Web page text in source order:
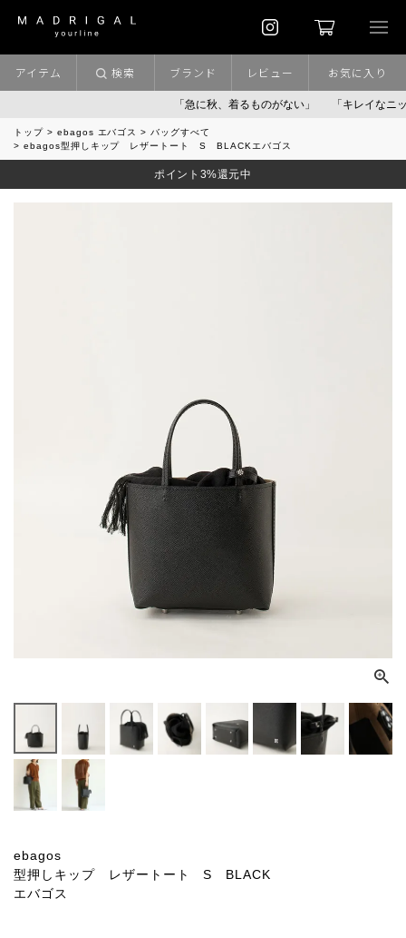
「急に秋、着るものがない」 「キレイなニット」
アイテム 検索 ブランド レビュー お気に入り
トップ ebagos エバゴス
バッグすべて
ebagos型押しキップ レザートート S BLACKエバゴス
ポイント3%還元中
ebagos
型押しキップ レザートート S BLACK
エバゴス